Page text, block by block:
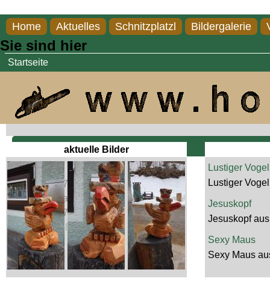
Home Aktuelles Schnitzplatzl Bildergalerie
Sie sind hier
Startseite
Karl Bauer
Aschbach 17
8634 Aschbach
0664 / 5938781
karl-der@holzsagla.at
aktuelle Bilder
Lustiger Vogel
Lustiger
Jesuskopf
Jesuskopf
Sexy Maus
Sexy Maus